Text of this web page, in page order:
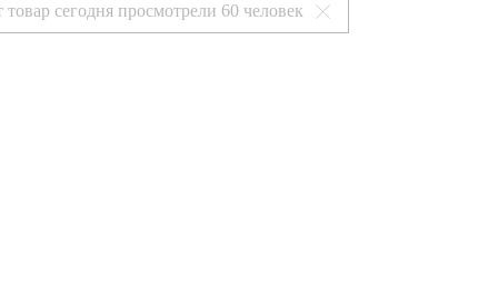
товар сегодня просмотрели 60 человек